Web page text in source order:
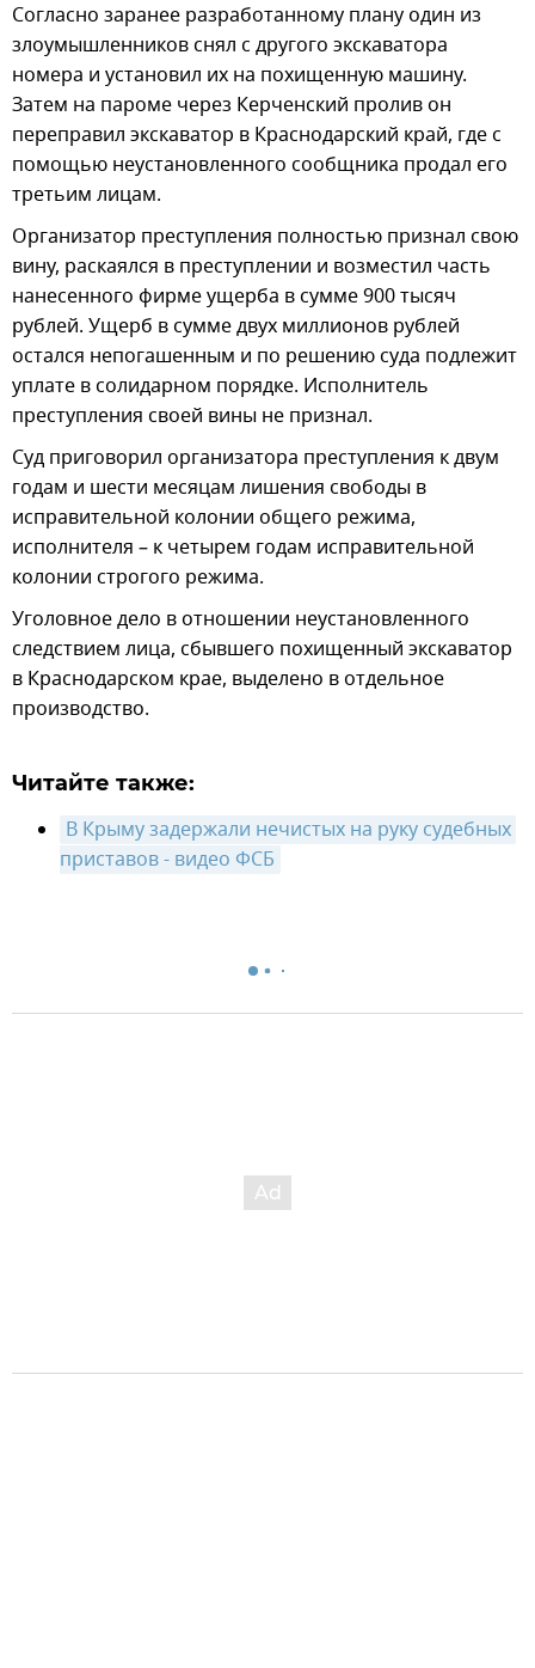
Согласно заранее разработанному плану один из
злоумышленников снял с другого экскаватора
номера и установил их на похищенную машину.
Затем на пароме через Керченский пролив он
переправил экскаватор в Краснодарский край, где с
помощью неустановленного сообщника продал его
третьим лицам.
Организатор преступления полностью признал свою
вину, раскаялся в преступлении и возместил часть
нанесенного фирме ущерба в сумме 900 тысяч
рублей. Ущерб в сумме двух миллионов рублей
остался непогашенным и по решению суда подлежит
уплате в солидарном порядке. Исполнитель
преступления своей вины не признал.
Суд приговорил организатора преступления к двум
годам и шести месяцам лишения свободы в
исправительной колонии общего режима,
исполнителя – к четырем годам исправительной
колонии строгого режима.
Уголовное дело в отношении неустановленного
следствием лица, сбывшего похищенный экскаватор
в Краснодарском крае, выделено в отдельное
производство.
Читайте также:
В Крыму задержали нечистых на руку судебных
приставов - видео ФСБ